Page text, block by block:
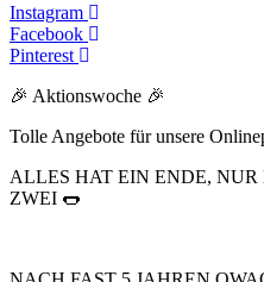
Instagram
Facebook
Pinterest
🎉 Aktionswoche 🎉
Tolle Angebote für unsere
ALLES HAT EIN ENDE,
ZWEI 🌭​